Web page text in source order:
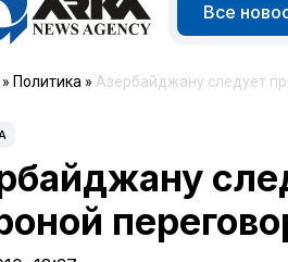
Все
» Политика » Азербайджану следует